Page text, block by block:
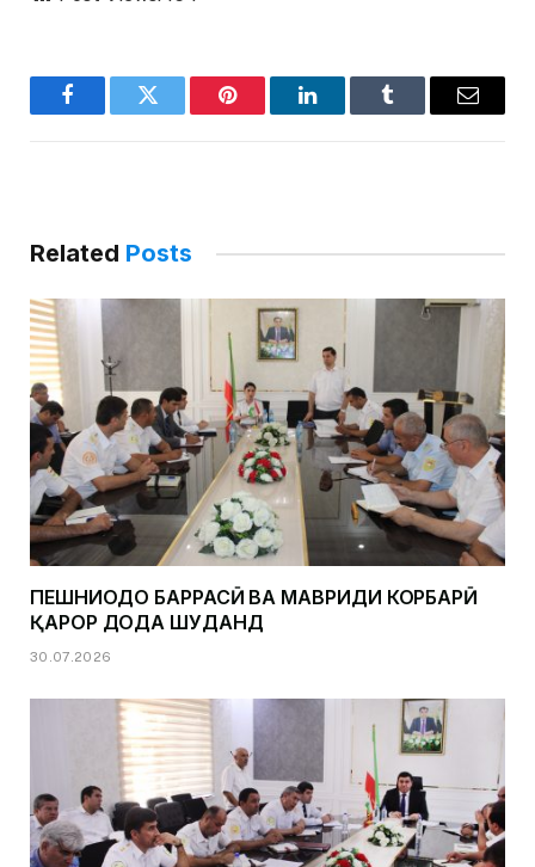
FacebookTwitter Pinterest LinkedInTumblr Email
Related Posts
ПЕШНИҲОДҲО БАРРАСӢ ВА МАВРИДИ КОРБАРӢ
ҚАРОР ДОДА ШУДАНД
30.07.2026